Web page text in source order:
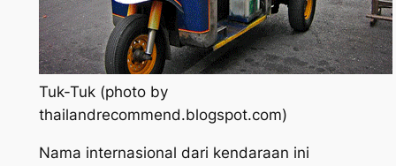
Tuk-Tuk (photo by
thailandrecommend.blogspot.com)
Nama internasional dari kendaraan ini